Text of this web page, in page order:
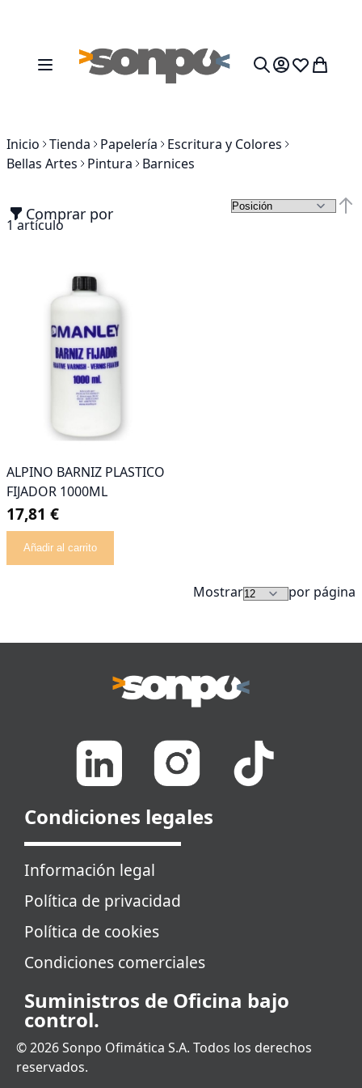
Toggle Nav Mi cesta
Inicio Tienda Papelería
Escritura y Colores
Bellas Artes
Pintura Barnices
Comprar por
1artículo
ALPINO BARNIZ PLASTICO
FIJADOR 1000ML
17,81 €
Añadir al carrito
Mostrar por página
Condiciones legales
Información legal
Política de privacidad
Política de cookies
Condiciones comerciales
Suministros de Oficina bajo
control.
© 2026 Sonpo Ofimática S.A. Todos los derechos
reservados.